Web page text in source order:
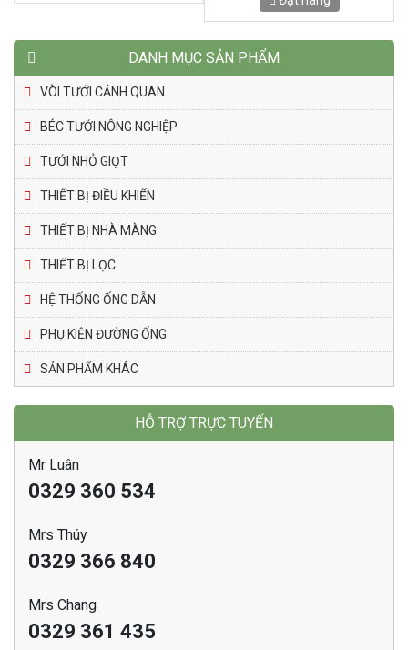
DANH MỤC SẢN PHẨM
VÒI TƯỚI CẢNH QUAN
BÉC TƯỚI NÔNG NGHIỆP
TƯỚI NHỎ GIỌT
THIẾT BỊ ĐIỀU KHIỂN
THIẾT BỊ NHÀ MÀNG
THIẾT BỊ LỌC
HỆ THỐNG ỐNG DẪN
PHỤ KIỆN ĐƯỜNG ỐNG
SẢN PHẨM KHÁC
HỖ TRỢ TRỰC TUYẾN
Mr Luân
0329 360 534
Mrs Thúy
0329 366 840
Mrs Chang
0329 361 435